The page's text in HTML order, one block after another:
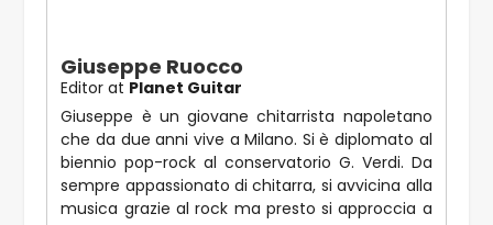
Giuseppe Ruocco
Editor at Planet Guitar
Giuseppe è un giovane chitarrista napoletano
che da due anni vive a Milano. Si è diplomato al
biennio pop-rock al conservatorio G. Verdi. Da
sempre appassionato di chitarra, si avvicina alla
musica grazie al rock ma presto si approccia a